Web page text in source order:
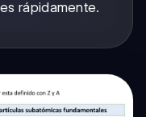
rápidamente.